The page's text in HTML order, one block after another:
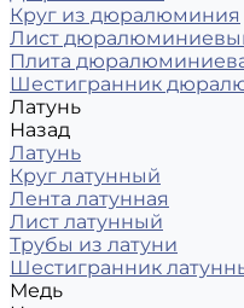
Круг из дюралюминия
Лист
Плита
Шестигранник
Латунь
Назад
Латунь
Круг латунный
Лента латунная
Лист латунный
Трубы из латуни
Шестигранник
Медь